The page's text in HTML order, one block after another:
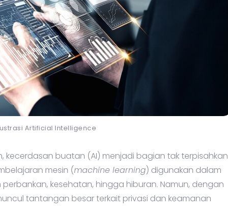
Artificial Intelligence
kecerdasan buatan (AI) menjadi bagian tak terpisahkan
mesin (machine learning) digunakan dalam
kesehatan, hingga hiburan. Namun, dengan
tantangan besar terkait privasi dan keamanan